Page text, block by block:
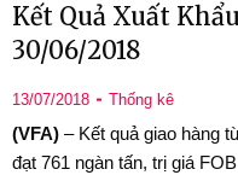
Kết Quả Xuất
30/06/2018
13/07/2018 Thống kê
(VFA) – Kết quả giao hàng
đạt 761 ngàn tấn, trị giá